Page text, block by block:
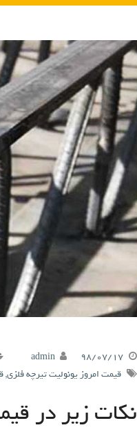
۹۸/۰۷/۱۷ admin
قیمت امروز یونولیت تیرچه فلزی,
نکات زیر در